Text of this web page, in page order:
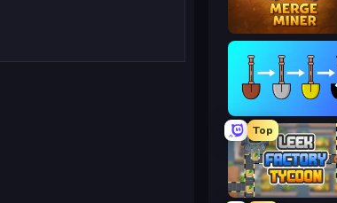
Merge Miner
Top
Leek Factory Tycoon